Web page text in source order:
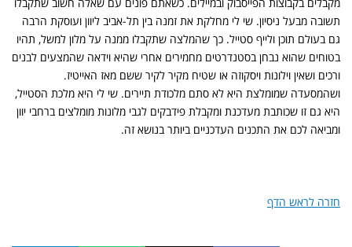
מקבלים בקבוצות הפייסבוק ובמיילים. כשאתם פונים עם שאלה חשוב שתקבלו
תשובה מבעל ניסיון. שי לי מחלקת את זמנה בין תל-אביב ליוון ועוסקת הרבה
גם בעולם תוכן ולייף סטייל. כך שהמלצה שתקבלו ממנה על מלון למשל, תהיו
בטוחים שהוא נבחן בסטנדרטים מחמירים אחרי שהיא וידאה שהמצעים לבנים
ורכים ושאין וילונות ויסקוזה או שטיח מקיר לקיר ששם מאז האייטיז.
ושהמסעדה שמומלצת היא לא סתם מלכודת תיירים. שי לי היא מלכת הסטייל,
היא גם זו שכותבת מעדכנת ומקבלת פידבקים לגבי מלונות מומלצים ברחבי יוון
ומביאה לכם את התכנים העדכניים ביותר בנושא זה.
חזרה לראש הדף